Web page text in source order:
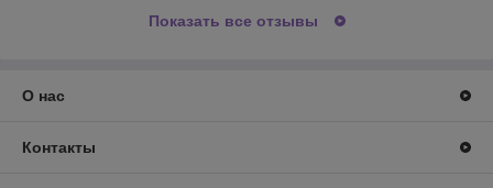
Показать все отзывы
О нас
Контакты